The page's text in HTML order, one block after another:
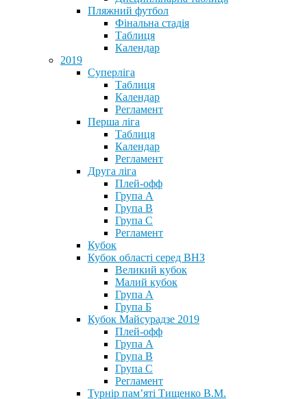
Пляжний футбол
Фінальна стадія
Таблиця
Календар
2019
Суперліга
Таблиця
Календар
Регламент
Перша ліга
Таблиця
Календар
Регламент
Друга ліга
Плей-офф
Група А
Група В
Група С
Регламент
Кубок
Кубок області серед ВНЗ
Великий кубок
Малий кубок
Група А
Група Б
Кубок Майсурадзе 2019
Плей-офф
Група А
Група В
Група С
Регламент
Турнір пам’яті Тищенко В.М.